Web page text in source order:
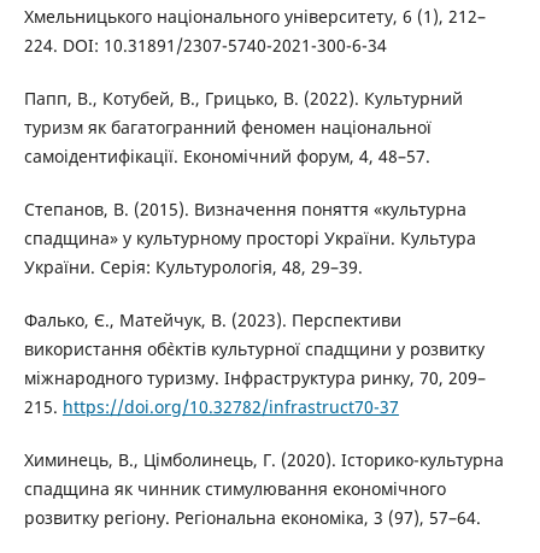
Хмельницького національного університету, 6 (1), 212–
224. DOI: 10.31891/2307-5740-2021-300-6-34
Папп, В., Котубей, В., Грицько, В. (2022). Культурний
туризм як багатогранний феномен національної
самоідентифікації. Економічний форум, 4, 48–57.
Степанов, В. (2015). Визначення поняття «культурна
спадщина» у культурному просторі України. Культура
України. Серія: Культурологія, 48, 29–39.
Фалько, Є., Матейчук, В. (2023). Перспективи
використання об`єктів культурної спадщини у розвитку
міжнародного туризму. Інфраструктура ринку, 70, 209–
215. https://doi.org/10.32782/infrastruct70-37
Химинець, В., Цімболинець, Г. (2020). Історико-культурна
спадщина як чинник стимулювання економічного
розвитку регіону. Регіональна економіка, 3 (97), 57–64.